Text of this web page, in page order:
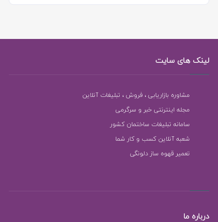
لینک های سایت
مشاوره بازاریابی ، فروش ، تبلیغات آنلاین
مجله اینترنتی خبر و سرگرمی
سامانه تبلیغات ساختمان کشور
شعبه آنلاین کسب و کار شما
تعمیر قهوه ساز دلونگی
درباره ما